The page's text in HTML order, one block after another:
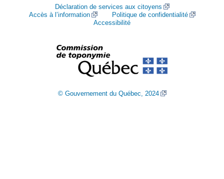
Déclaration de services aux citoyens
Accès à l’information
Politique de confidentialité
Accessibilité
© Gouvernement du Québec, 2024